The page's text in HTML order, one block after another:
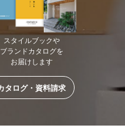
スタイルブックや
ブランドカタログを
お届けします
タログ・資料請求